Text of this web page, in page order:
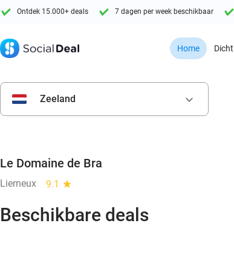
Ontdek 15.000+ deals 7 dagen per week beschikbaar
Home
Zeeland keyboard_arrow_down
Le Domaine de Bra
Lierneux 9.1 star
Beschikbare deals